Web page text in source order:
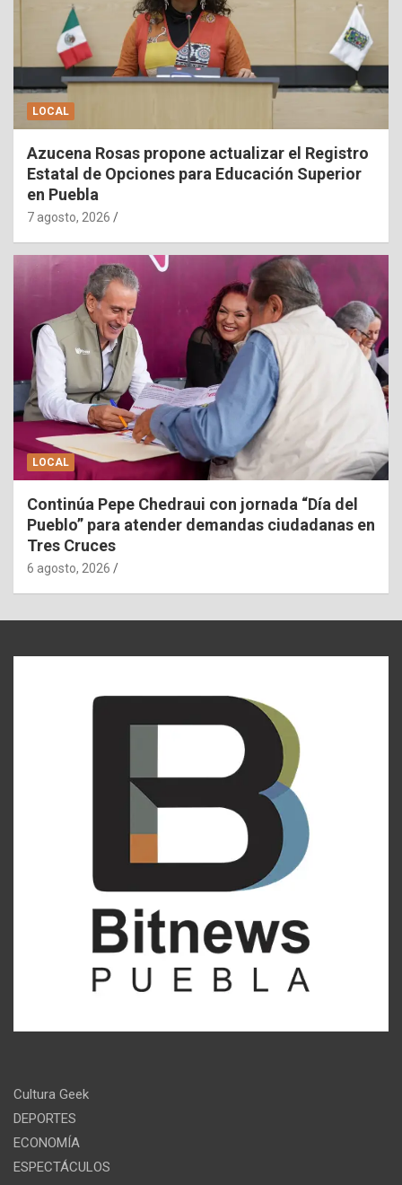
LOCAL
Azucena Rosas propone actualizar el Registro
Estatal de Opciones para Educación Superior
en Puebla
7 agosto, 2026
LOCAL
Continúa Pepe Chedraui con jornada “Día del
Pueblo” para atender demandas ciudadanas en
Tres Cruces
6 agosto, 2026
Cultura Geek
DEPORTES
ECONOMÍA
ESPECTÁCULOS